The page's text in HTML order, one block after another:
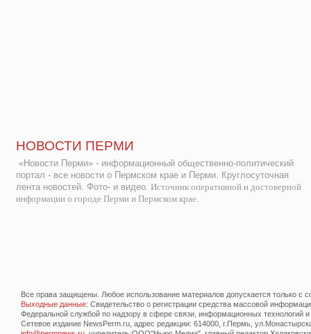
НОВОСТИ ПЕРМИ
«Новости Перми» - информационный общественно-политический
портал - все новости о Пермском крае и Перми. Круглосуточная
лента новостей. Фото- и видео. Источник оперативной и достоверной
информации о городе Перми и Пермском крае.
Все права защищены. Любое использование материалов допускается только с
Выходные данные: Свидетельство о регистрации средства массовой
Федеральной службой по надзору в сфере связи, информационных технологий
Сетевое издание NewsPerm.ru, адрес редакции: 614000, г.Пермь,